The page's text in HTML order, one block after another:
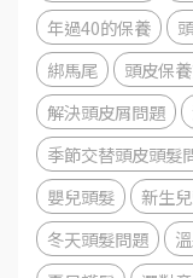
年過40的保養
綁馬尾
頭皮保
解決頭皮屑問題
季節交替頭皮頭髮
嬰兒頭髮
新生
冬天頭髮問題